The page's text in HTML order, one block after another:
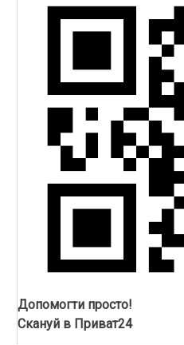
Допомогти просто!
Скануй в Приват24